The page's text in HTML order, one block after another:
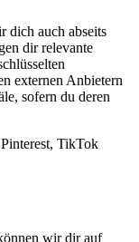
auch abseits
dir relevante
externen Anbietern
sofern du deren
TikTok
wir dir auf